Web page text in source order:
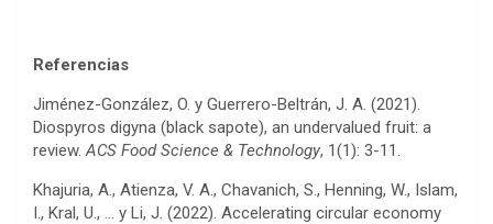
Referencias
Jiménez-González, O. y Guerrero-Beltrán, J. A. (2021).
Diospyros digyna (black sapote), an undervalued fruit: a
review.ACS Food Science & Technology, 1(1): 3-11.
Khajuria, A., Atienza, V. A., Chavanich, S., Henning, W., Islam,
I., Kral, U., … y Li, J. (2022). Accelerating circular economy